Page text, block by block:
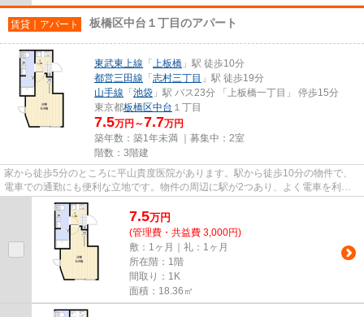
賃貸｜アパート 板橋区中台１丁目のアパート
東武東上線 「 上板橋 」駅 徒歩10分
都営三田線 「 志村三丁目 」駅 徒歩19分
山手線 「 池袋 」駅 バス23分 「上板橋一丁目」 停歩15分
東京都板橋区中台 １丁目
7.5万円～7.7万円
築年数：築1年未満 ｜募集中： 2室
階数：3階建
家から徒歩5分のところに平山貴度医院があります。駅から徒歩10分の物件で、
電車での通勤にも便利な立地です。物件の周辺に駅が2つあり、よく電車を利用
する方にピッタリです。当社ス...
7.5万円
(管理費・共益費 3,000円)
敷：1ヶ月｜礼：1ヶ月
所在階：1階
間取り：1K
面積：18.36㎡